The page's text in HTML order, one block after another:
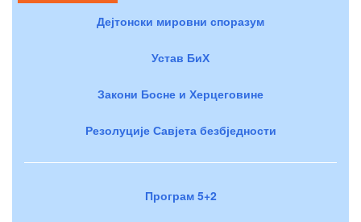
Дејтонски мировни споразум
Устав БиХ
Закони Босне и Херцеговине
Резолуције Савјета безбједности
Програм 5+2